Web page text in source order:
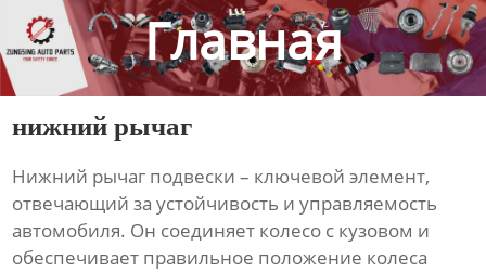
О нас
Контакты
Главная
нижний рычаг
Нижний рычаг подвески – ключевой элемент,
отвечающий за устойчивость и управляемость
автомобиля. Он соединяет колесо с кузовом и
обеспечивает правильное положение колеса